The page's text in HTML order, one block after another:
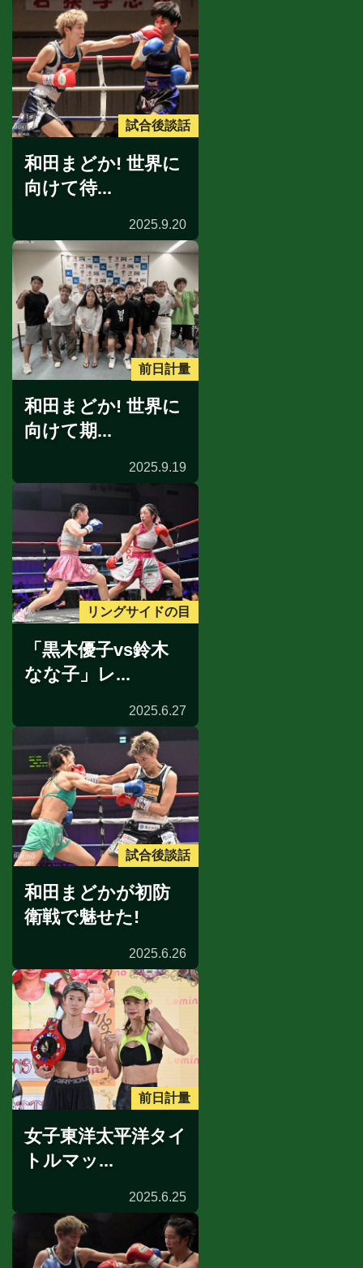
試合後談話
和田まどか! 世界に
向けて待...
2025.9.20
前日計量
和田まどか! 世界に
向けて期...
2025.9.19
リングサイドの目
「黒木優子vs鈴木
なな子」レ...
2025.6.27
試合後談話
和田まどかが初防
衛戦で魅せた!
2025.6.26
前日計量
女子東洋太平洋タイ
トルマッ...
2025.6.25